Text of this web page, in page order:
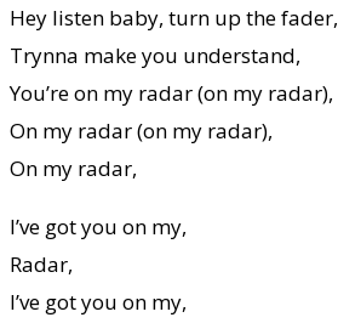
Hey listen baby, turn up the fader,
Trynna make you understand,
You’re on my radar (on my radar),
On my radar (on my radar),
On my radar,
I’ve got you on my,
Radar,
I’ve got you on my,